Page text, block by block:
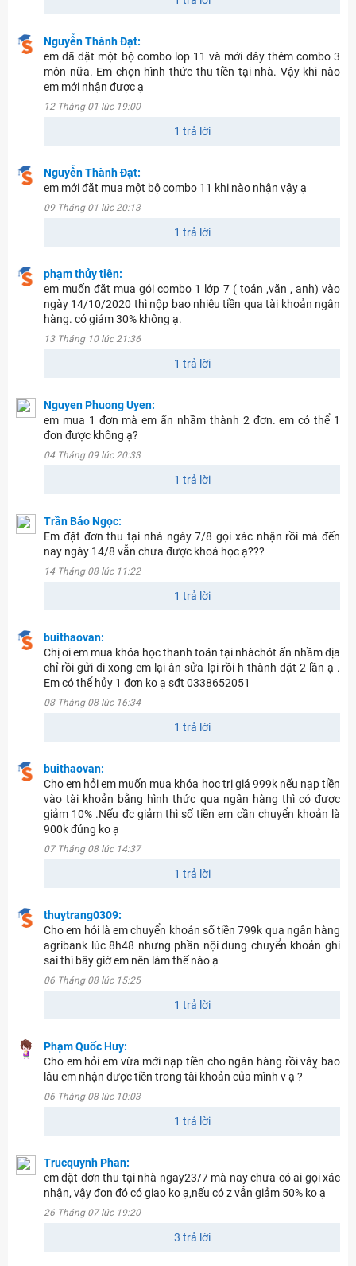
Nguyễn Thành Đạt:
em đã đặt một bộ combo lop 11 và mới đây thêm combo 3
môn nữa. Em chọn hình thức thu tiền tại nhà. Vậy khi nào
em mới nhận được ạ
12 Tháng 01 lúc 19:00
1 trả lời
Nguyễn Thành Đạt:
em mới đặt mua một bộ combo 11 khi nào nhận vậy ạ
09 Tháng 01 lúc 20:13
1 trả lời
phạm thủy tiên:
em muốn đặt mua gói combo 1 lớp 7 ( toán ,văn , anh) vào
ngày 14/10/2020 thì nộp bao nhiêu tiền qua tài khoản ngân
hàng. có giảm 30% không ạ.
13 Tháng 10 lúc 21:36
1 trả lời
Nguyen Phuong Uyen:
em mua 1 đơn mà em ấn nhầm thành 2 đơn. em có thể 1
đơn được không ạ?
04 Tháng 09 lúc 20:33
1 trả lời
Trần Bảo Ngọc:
Em đặt đơn thu tại nhà ngày 7/8 gọi xác nhận rồi mà đến
nay ngày 14/8 vẫn chưa được khoá học ạ???
14 Tháng 08 lúc 11:22
1 trả lời
buithaovan:
Chị ơi em mua khóa học thanh toán tại nhàchót ấn nhầm địa
chỉ rồi gửi đi xong em lại ân sửa lại rồi h thành đặt 2 lần ạ .
Em có thể hủy 1 đơn ko ạ sđt 0338652051
08 Tháng 08 lúc 16:34
1 trả lời
buithaovan:
Cho em hỏi em muốn mua khóa học trị giá 999k nếu nạp tiền
vào tài khoản bằng hình thức qua ngân hàng thì có được
giảm 10% .Nếu đc giảm thì số tiền em cần chuyển khoản là
900k đúng ko ạ
07 Tháng 08 lúc 14:37
1 trả lời
thuytrang0309:
Cho em hỏi là em chuyển khoản số tiền 799k qua ngân hàng
agribank lúc 8h48 nhưng phần nội dung chuyển khoản ghi
sai thì bây giờ em nên làm thế nào ạ
06 Tháng 08 lúc 15:25
1 trả lời
Phạm Quốc Huy:
Cho em hỏi em vừa mới nạp tiền cho ngân hàng rồi vâỵ bao
lâu em nhận được tiền trong tài khoản của mình v ạ ?
06 Tháng 08 lúc 10:03
1 trả lời
Trucquynh Phan:
em đặt đơn thu tại nhà ngay23/7 mà nay chưa có ai gọi xác
nhận, vậy đơn đó có giao ko ạ,nếu có z vẫn giảm 50% ko ạ
26 Tháng 07 lúc 19:20
3 trả lời